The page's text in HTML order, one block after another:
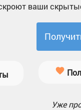
ваши
Уже